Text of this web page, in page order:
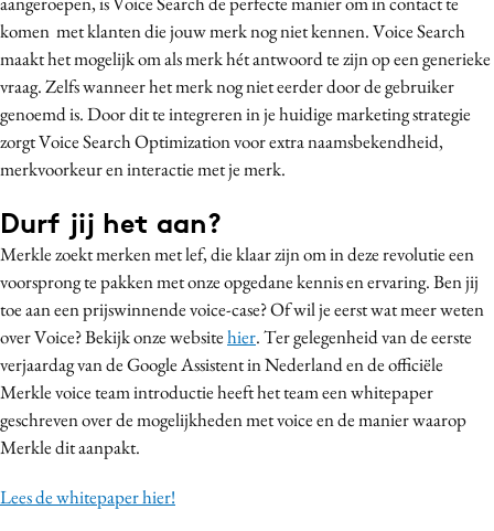
komen met klanten die jouw merk nog niet kennen. Voice Search
maakt het mogelijk om als merk hét antwoord te zijn op een generieke
vraag. Zelfs wanneer het merk nog niet eerder door de gebruiker
genoemd is. Door dit te integreren in je huidige marketing strategie
zorgt Voice Search Optimization voor extra naamsbekendheid,
merkvoorkeur en interactie met je merk.
Durf jij het aan?
Merkle zoekt merken met lef, die klaar zijn om in deze revolutie een
voorsprong te pakken met onze opgedane kennis en ervaring. Ben jij
toe aan een prijswinnende voice-case? Of wil je eerst wat meer weten
over Voice? Bekijk onze websitehier.Ter gelegenheid van de eerste
verjaardag van de Google Assistent in Nederland en de officiële
Merkle voice team introductie heeft het team een whitepaper
geschreven over de mogelijkheden met voice en de manier waarop
Merkle dit aanpakt.
Lees de whitepaper hier!